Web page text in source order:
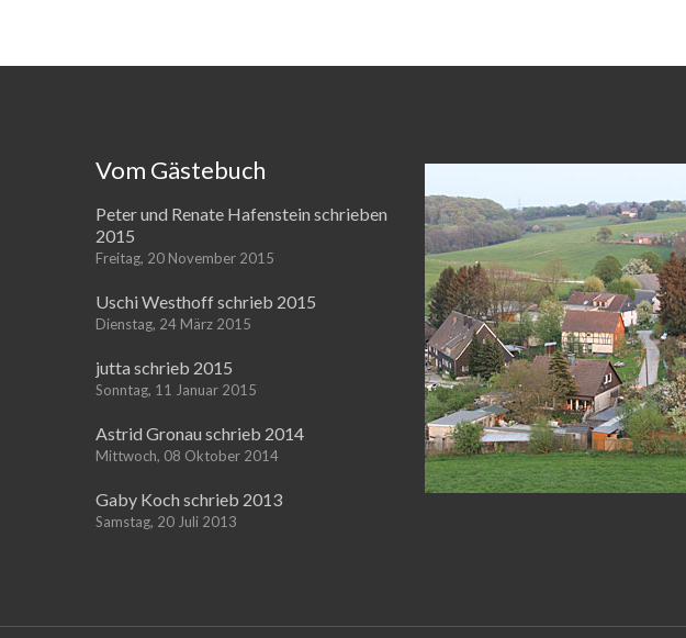
Vom Gästebuch
Peter und Renate Hafenstein schrieben
2015
Freitag, 20 November 2015
Uschi Westhoff schrieb 2015
Dienstag, 24 März 2015
jutta schrieb 2015
Sonntag, 11 Januar 2015
Astrid Gronau schrieb 2014
Mittwoch, 08 Oktober 2014
Gaby Koch schrieb 2013
Samstag, 20 Juli 2013